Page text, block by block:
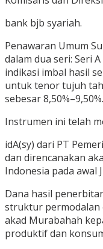
bank bjb syariah.
Penawaran Umum
dalam dua seri: Seri
indikasi imbal hasil
untuk tenor tujuh
sebesar 8,50%–9,50%.
Instrumen ini telah
idA(sy) dari PT
dan direncanakan
Indonesia pada awal
Dana hasil
struktur permodalan
akad Murabahah
produktif dan